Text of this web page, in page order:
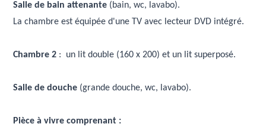
Salle de bain attenante (bain, wc, lavabo).
La chambre est équipée d'une TV avec lecteur DVD intégré.
Chambre 2 : un lit double (160 x 200) et un lit superposé.
Salle de douche (grande douche, wc, lavabo).
Pièce à vivre comprenant :